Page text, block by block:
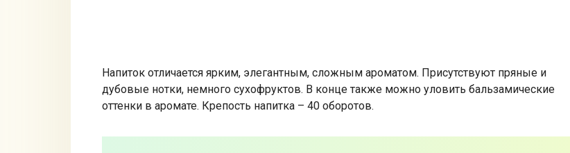
Напиток отличается ярким, элегантным, сложным ароматом. Присутствуют пряные и
дубовые нотки, немного сухофруктов. В конце также можно уловить бальзамические
оттенки в аромате. Крепость напитка – 40 оборотов.